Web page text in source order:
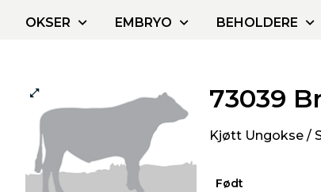
OKSER EMBRYO BEHOLDERE
73039
Kjøtt Ungokse /
Født